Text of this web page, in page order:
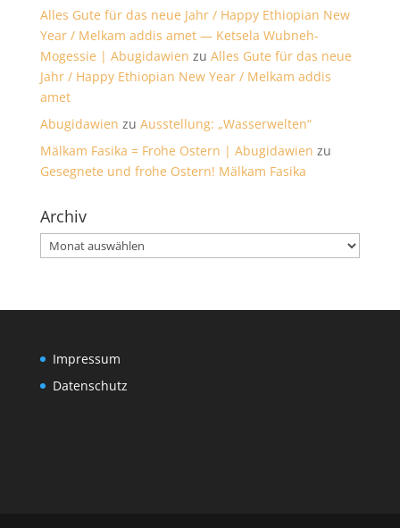
Alles Gute für das neue Jahr / Happy Ethiopian New
Year / Melkam addis amet — Ketsela Wubneh-
Mogessie | Abugidawien zu Alles Gute für das neue
Jahr / Happy Ethiopian New Year / Melkam addis
amet
Abugidawien zu Ausstellung: „Wasserwelten“
Mälkam Fasika = Frohe Ostern | Abugidawien zu
Gesegnete und frohe Ostern! Mälkam Fasika
Archiv
Archiv
Impressum
Datenschutz